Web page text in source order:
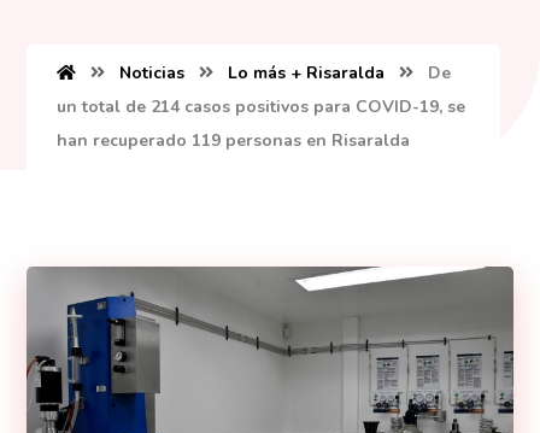
Noticias Lo más + Risaralda
De
un total de 214 casos positivos para COVID-19, se
han recuperado 119 personas en Risaralda